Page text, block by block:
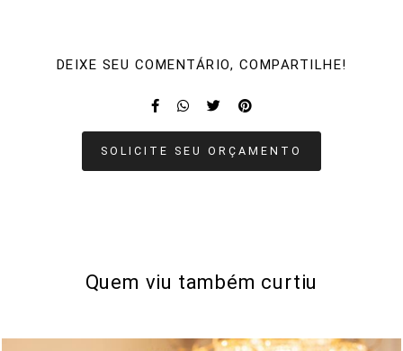
DEIXE SEU COMENTÁRIO, COMPARTILHE!
SOLICITE SEU ORÇAMENTO
Quem viu também curtiu